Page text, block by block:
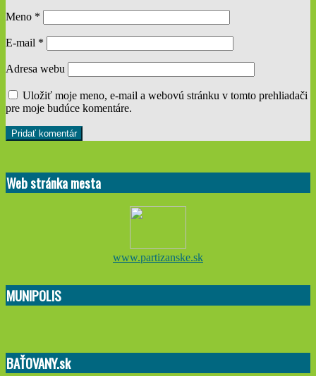
Meno *
E-mail *
Adresa webu
Uložiť moje meno, e-mail a webovú stránku v tomto prehliadači
pre moje budúce komentáre.
Web stránka mesta
www.partizanske.sk
MUNIPOLIS
BAŤOVANY.sk